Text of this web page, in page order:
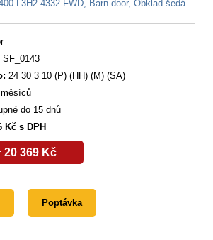
SF_0143
24 30 3 10 (P) (HH) (M) (SA)
do 15 dnů
Kč s DPH
20 369 Kč
Poptávka